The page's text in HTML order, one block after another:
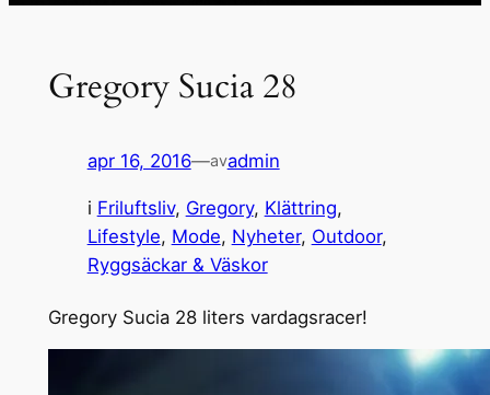
Gregory Sucia 28
apr 16, 2016—avadmin
i Friluftsliv, Gregory, Klättring
Lifestyle, Mode, Nyheter, Outdoor
Ryggsäckar & Väskor
Gregory Sucia 28 liters vardagsracer!